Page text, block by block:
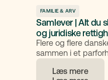
FAMILIE & ARV
Samlever | Alt du
og juridiske
Flere og flere
sammen i et
Det kan føles som
med fælles
Læs mere